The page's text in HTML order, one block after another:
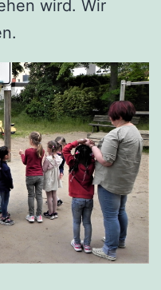
wird. Wir